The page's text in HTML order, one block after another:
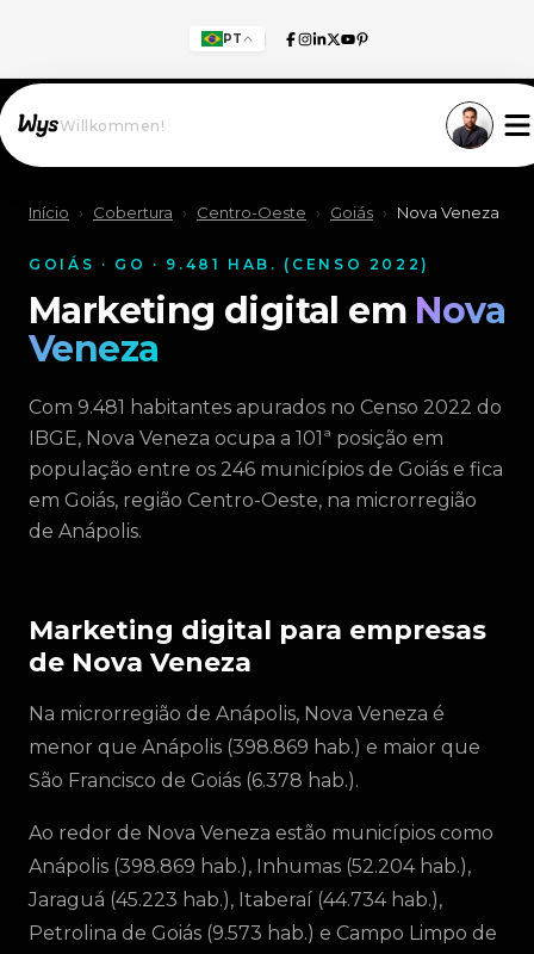
PT
Willkommen!
Início › Cobertura › Centro-Oeste › Goiás › Nova Veneza
GOIÁS · GO · 9.481 HAB. (CENSO 2022)
Marketing digital em Nova
Veneza
Com 9.481 habitantes apurados no Censo 2022 do
IBGE, Nova Veneza ocupa a 101ª posição em
população entre os 246 municípios de Goiás e fica
em Goiás, região Centro-Oeste, na microrregião
de Anápolis.
Marketing digital para empresas
de Nova Veneza
Na microrregião de Anápolis, Nova Veneza é
menor que Anápolis (398.869 hab.) e maior que
São Francisco de Goiás (6.378 hab.).
Ao redor de Nova Veneza estão municípios como
Anápolis (398.869 hab.), Inhumas (52.204 hab.),
Jaraguá (45.223 hab.), Itaberaí (44.734 hab.),
Petrolina de Goiás (9.573 hab.) e Campo Limpo de